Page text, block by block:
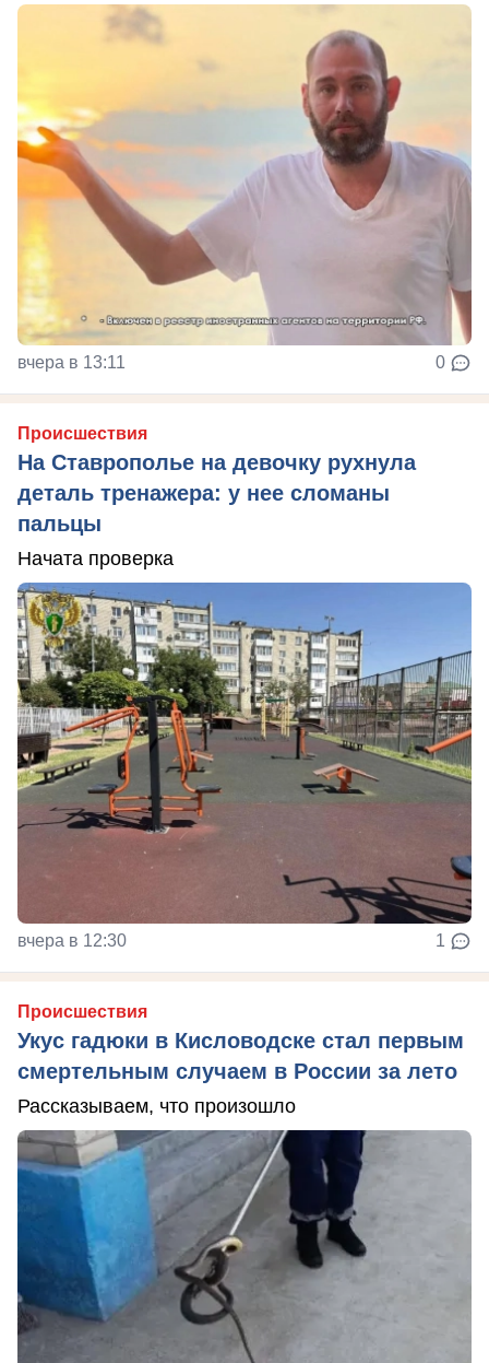
вчера в 13:11 0
Происшествия
На Ставрополье на девочку рухнула
деталь тренажера: у нее сломаны
пальцы
Начата проверка
вчера в 12:30 1
Происшествия
Укус гадюки в Кисловодске стал первым
смертельным случаем в России за лето
Рассказываем, что произошло